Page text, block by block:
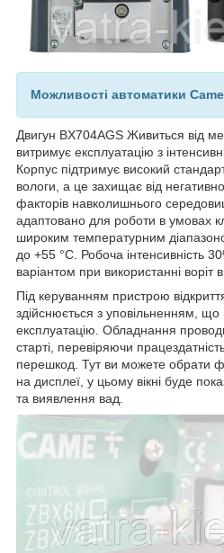
Можливості автоматики
Двигун BX704AGS Живиться від
витримує експлуатацію з
Корпус підтримує високий
вологи, а це захищає від
факторів навколишнього
адаптовано для роботи в умовах
широким температурним
до +55 °C. Робоча інтенсивність
варіантом при використанні воріт
Під керуванням пристрою
здійснюється з уповільненням, що
експлуатацію. Обладнання
старті, перевіряючи
перешкод. Тут ви можете обрати
на дисплеї, у цьому вікні буде
та виявлення вад.